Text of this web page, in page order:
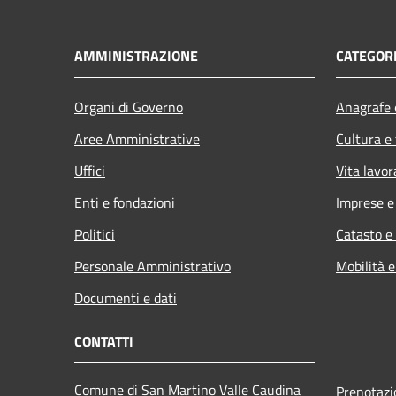
AMMINISTRAZIONE
Organi di Governo
Aree Amministrative
Uffici
Enti e fondazioni
Politici
Personale Amministrativo
Documenti e dati
Cultura
Vita
Imprese
Catasto
Mobilità
CONTATTI
Comune di San Martino Valle Caudina